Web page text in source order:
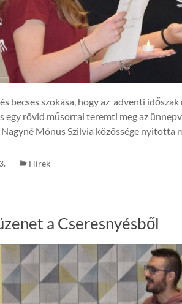
becses szokása, hogy az adventi
egy rövid műsorral teremti meg az
Mónus Szilvia közössége nyitotta
Hírek
a Cseresnyésből